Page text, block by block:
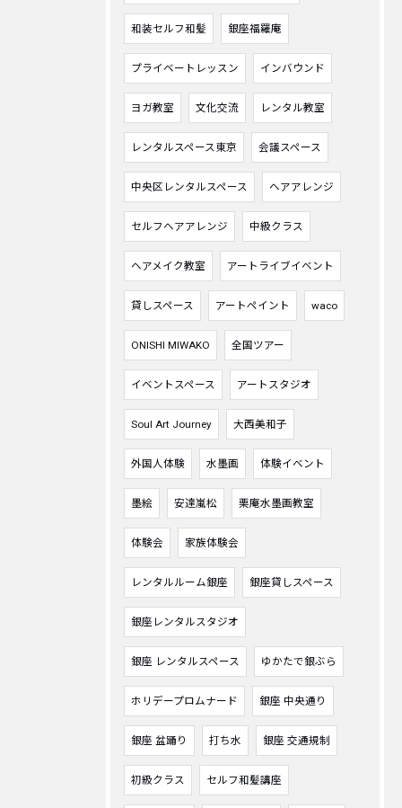
和装セルフ和髪 銀座福羅庵
プライベートレッスン インバウンド
ヨガ教室 文化交流 レンタル教室
レンタルスペース東京 会議スペース
中央区レンタルスペース ヘアアレンジ
セルフヘアアレンジ 中級クラス
ヘアメイク教室 アートライブイベント
貸しスペース アートペイント waco
ONISHI MIWAKO 全国ツアー
イベントスペース アートスタジオ
Soul Art Journey 大西美和子
外国人体験 水墨画 体験イベント
墨絵 安達嵐松 栗庵水墨画教室
体験会 家族体験会
レンタルルーム銀座 銀座貸しスペース
銀座レンタルスタジオ
銀座 レンタルスペース ゆかたで銀ぶら
ホリデープロムナード 銀座 中央通り
銀座 盆踊り 打ち水 銀座 交通規制
初級クラス セルフ和髪講座